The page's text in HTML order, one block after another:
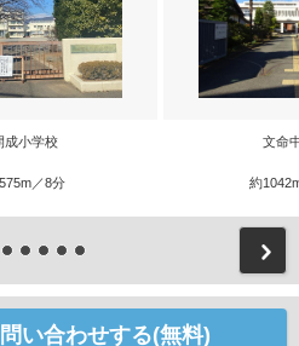
成小学校
／8分
文命
約
い合わせする(無料)